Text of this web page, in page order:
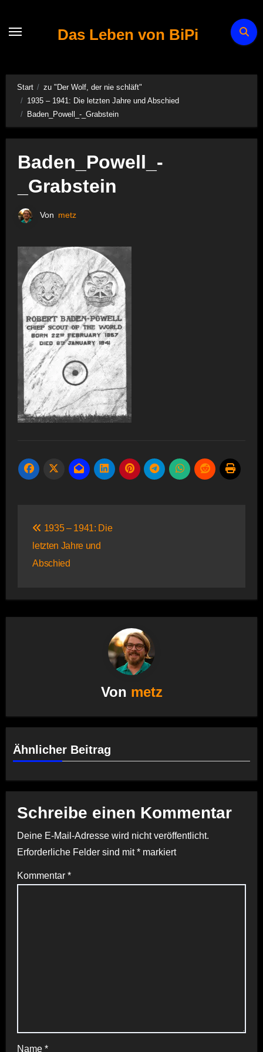
Das Leben von BiPi
Start
zu "Der Wolf, der nie schläft"
1935 – 1941: Die letzten Jahre und Abschied
Baden_Powell_-_Grabstein
Baden_Powell_-
_Grabstein
Von metz
1935 – 1941: Die
letzten Jahre und
Abschied
Von metz
Ähnlicher Beitrag
Schreibe einen Kommentar
Deine E-Mail-Adresse wird nicht veröffentlicht.
Erforderliche Felder sind mit*markiert
Kommentar *
Name *